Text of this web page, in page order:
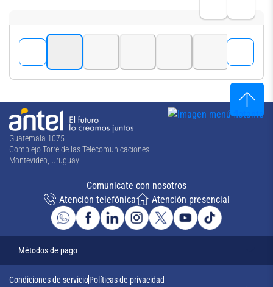
Guatemala 1075
Complejo Torre de las Telecomunicaciones
Montevideo, Uruguay
Comunicate con nosotros
Atención telefónica
Atención presencial
Métodos de pago
Condiciones de servicioPolíticas de privacidad